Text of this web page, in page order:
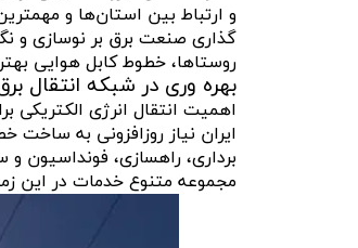
و ارتباط بین استان‌ها و
گذاری صنعت برق بر نوسازی و
روستاها، خطوط کابل هوایی
بهره وری در شبکه انتقال
اهمیت انتقال انرژی الکتریکی
ایران نیاز روزافزونی به ساخت
برداری، راهسازی،
مجموعه متنوع خدمات در این